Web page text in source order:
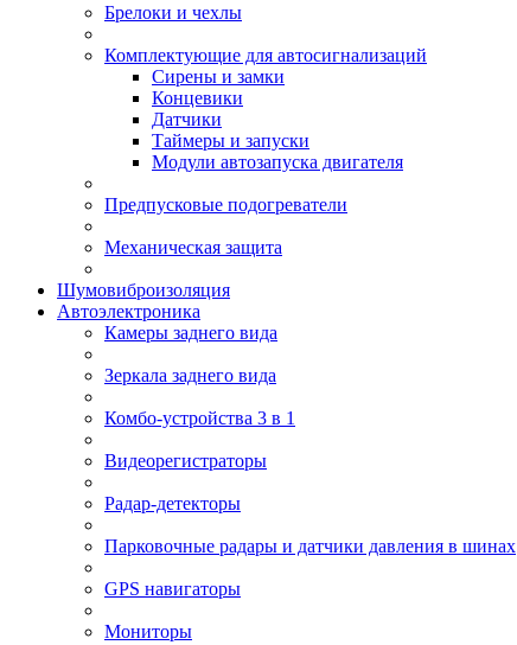
Брелоки и чехлы
Комплектующие для автосигнализаций
Сирены и замки
Концевики
Датчики
Таймеры и запуски
Модули автозапуска двигателя
Предпусковые подогреватели
Механическая защита
Шумовиброизоляция
Автоэлектроника
Камеры заднего вида
Зеркала заднего вида
Комбо-устройства 3 в 1
Видеорегистраторы
Радар-детекторы
Парковочные радары и датчики давления в шинах
GPS навигаторы
Мониторы